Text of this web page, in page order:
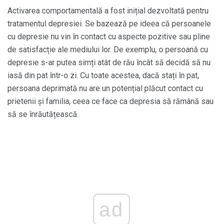
Activarea comportamentală a fost inițial dezvoltată pentru
tratamentul depresiei. Se bazează pe ideea că persoanele
cu depresie nu vin în contact cu aspecte pozitive sau pline
de satisfacție ale mediului lor. De exemplu, o persoană cu
depresie s-ar putea simți atât de rău încât să decidă să nu
iasă din pat într-o zi. Cu toate acestea, dacă stați în pat,
persoana deprimată nu are un potențial plăcut contact cu
prietenii și familia, ceea ce face ca depresia să rămână sau
să se înrăutățească.
ad